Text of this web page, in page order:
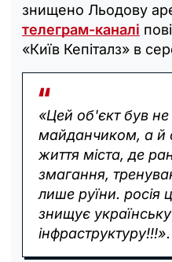
знищено Льодову
телеграм-каналі
«Київ Кепіталз» в
«Цей об'єкт був
майданчиком, а й
життя міста, де
змагання,
лише руїни. росія
знищує
інфраструктуру!!!».